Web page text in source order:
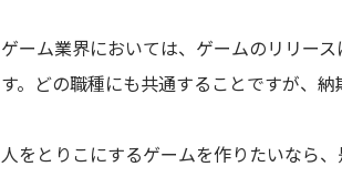
ゲーム業界においては、ゲームのリリー
す。どの職種にも共通することですが、
人をとりこにするゲームを作りたいなら